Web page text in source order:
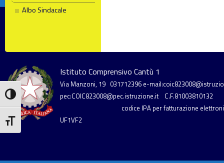
Attiva/disattiva alto contrasto
Attiva/disattiva dimensione testo
Albo Sindacale
Istituto Comprensivo Cantù 1
Via Manzoni, 19 031712396 e-
pec:COIC823008@pec.istruzione.it
C.F.81003810132
codice IPA per fatturazione
UF1VF2